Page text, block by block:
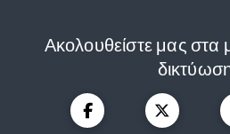
Ακολουθείστε μας στα